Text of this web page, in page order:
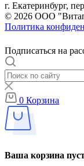
г. Екатеринбург,
© 2026 ООО
Политика
Подписаться на
0 Корзина
Ваша корзина